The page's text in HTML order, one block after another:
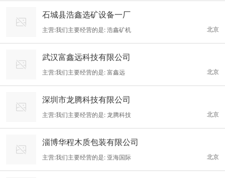
石城县浩鑫选矿设备一厂
北京
主营:我们主要经营的是: 浩鑫矿机
武汉富鑫远科技有限公司
北京
主营:我们主要经营的是: 富鑫远
深圳市龙腾科技有限公司
北京
主营:我们主要经营的是: 龙腾科技
淄博华程木质包装有限公司
北京
主营:我们主要经营的是: 亚海国际